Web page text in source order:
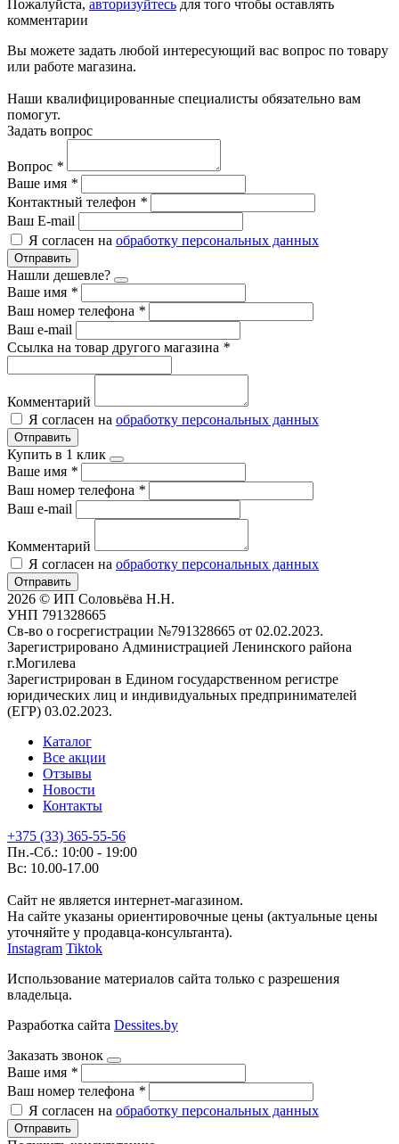
Пожалуйста, авторизуйтесь для того чтобы оставлять
комментарии
Вы можете задать любой интересующий вас вопрос по товару
или работе магазина.
Наши квалифицированные специалисты обязательно вам
помогут.
Задать вопрос
Вопрос *
Ваше имя *
Контактный телефон *
Ваш E-mail
Я согласен на обработку персональных данных
Отправить
Нашли дешевле?
Ваше имя *
Ваш номер телефона *
Ваш e-mail
Ссылка на товар другого магазина *
Комментарий
Я согласен на обработку персональных данных
Отправить
Купить в 1 клик
Ваше имя *
Ваш номер телефона *
Ваш e-mail
Комментарий
Я согласен на обработку персональных данных
Отправить
2026 © ИП Соловьёва Н.Н.
УНП 791328665
Св-во о госрегистрации №791328665 от 02.02.2023.
Зарегистрировано Администрацией Ленинского района
г.Могилева
Зарегистрирован в Едином государственном регистре
юридических лиц и индивидуальных предпринимателей
(ЕГР) 03.02.2023.
Каталог
Все акции
Отзывы
Новости
Контакты
+375 (33) 365-55-56
Пн.-Сб.: 10:00 - 19:00
Вс: 10.00-17.00
Сайт не является интернет-магазином.
На сайте указаны ориентировочные цены (актуальные цены
уточняйте у продавца-консультанта).
Instagram Tiktok
Использование материалов сайта только с разрешения
владельца.
Разработка сайта Dessites.by
Заказать звонок
Ваше имя *
Ваш номер телефона *
Я согласен на обработку персональных данных
Отправить